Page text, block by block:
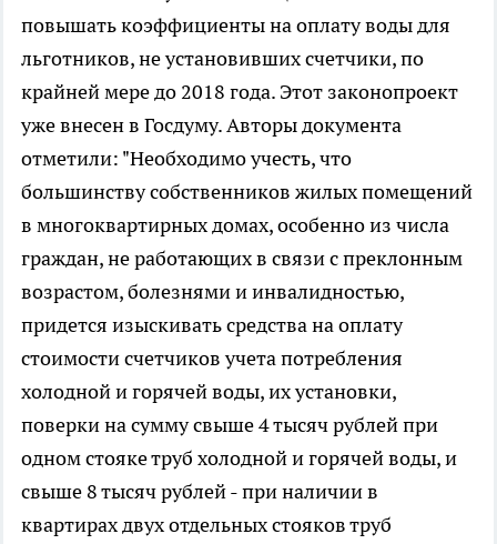
повышать коэффициенты на оплату воды для
льготников, не установивших счетчики, по
крайней мере до 2018 года. Этот законопроект
уже внесен в Госдуму. Авторы документа
отметили: "Необходимо учесть, что
большинству собственников жилых помещений
в многоквартирных домах, особенно из числа
граждан, не работающих в связи с преклонным
возрастом, болезнями и инвалидностью,
придется изыскивать средства на оплату
стоимости счетчиков учета потребления
холодной и горячей воды, их установки,
поверки на сумму свыше 4 тысяч рублей при
одном стояке труб холодной и горячей воды, и
свыше 8 тысяч рублей - при наличии в
квартирах двух отдельных стояков труб